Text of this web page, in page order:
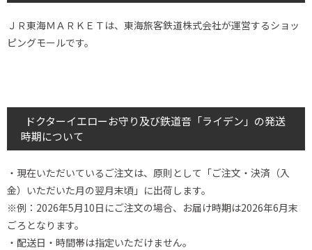
ＪＲ東海ＭＡＲＫＥＴは、東海旅客鉄道株式会社が運営するショッ
ピングモールです。
ドクターイエローお守り及び鉄道音「ライデン」の発送
時期について
・現在いただいているご注文は、原則として「ご注文・決済（入
金）いただいた月の翌月末頃」に出荷します。
※例：2026年5月10日にご注文の場合、お届け時期は2026年6月末
ごろとなります。
・配送日・時間帯は指定いただけません。